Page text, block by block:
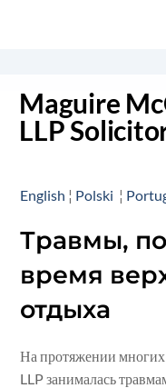
Maguire
LLP
English ¦ Polski ¦
Травмы,
время
отдыха
На протяжении
LLP занималась